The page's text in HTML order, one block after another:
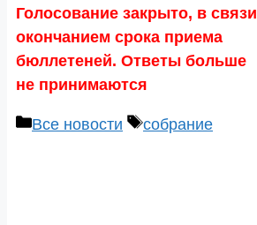
Голосование закрыто, в связи
окончанием срока приема
бюллетеней. Ответы больше
не принимаются
Рубрики
Все новости Метки
собрание